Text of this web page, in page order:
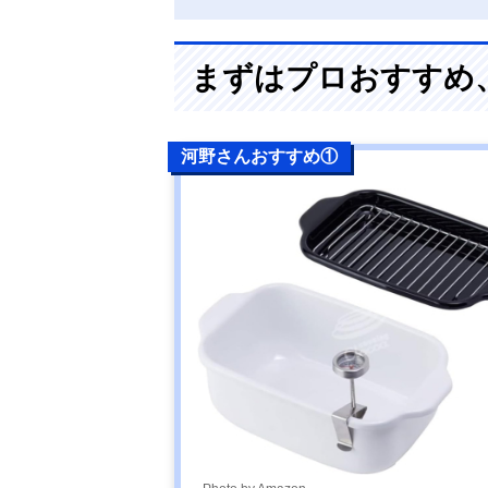
まずはプロおすすめ
河野さんおすすめ①